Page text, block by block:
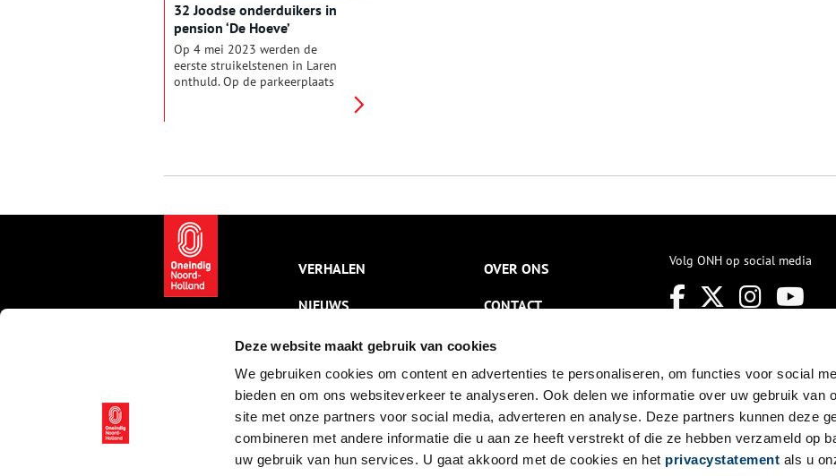
Deze website maakt gebruik van cookies
We gebruiken cookies om content en advertenties te personaliseren, om functies voor social
bieden en om ons websiteverkeer te analyseren. Ook delen we informatie over uw gebruik van
site met onze partners voor social media, adverteren en analyse. Deze partners kunnen deze
combineren met andere informatie die u aan ze heeft verstrekt of die ze hebben verzameld op
uw gebruik van hun services. U gaat akkoord met de cookies en het privacystatement als u
32 Joodse onderduikers in
pension ‘De Hoeve’
Op 4 mei 2023 werden de
eerste struikelstenen in Laren
onthuld. Op de parkeerplaats
Bleekrode en zijn niet-joodse
hier onderdak aan 32 joodse
onderduikers, tot ze werden
verraden…
VERHALEN
NIEUWS
KALENDER
THEMA’S
ACTIVITEITEN
VIDEO’S
OVER ONS
CONTACT
NIEUWSBRIEF
DISCLAIMER
PRIVACY
TOEGANKELIJKHEID
Volg ONH op social media